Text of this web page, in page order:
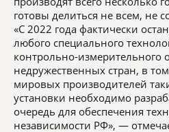
готовы делиться не всем, не
«С 2022 года фактически
любого специального
контрольно-измерительного
недружественных стран, в
мировых производителей
установки необходимо
очередь для обеспечения
независимости РФ», —